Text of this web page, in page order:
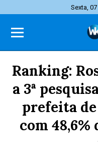
Sexta,
Ranking:
a 3ª
prefeita de
com 48,6%